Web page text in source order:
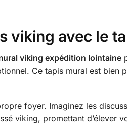
viking avec le
viking expédition lointaine
Ce tapis mural est bien
foyer. Imaginez les
viking, promettant d’élever